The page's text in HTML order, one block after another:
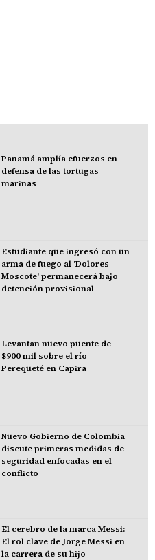
Panamá amplía efuerzos en
defensa de las tortugas
marinas
Estudiante que ingresó con un
arma de fuego al 'Dolores
Moscote' permanecerá bajo
detención provisional
Levantan nuevo puente de
$900 mil sobre el río
Perequeté en Capira
Nuevo Gobierno de Colombia
discute primeras medidas de
seguridad enfocadas en el
conflicto
El cerebro de la marca Messi:
El rol clave de Jorge Messi en
la carrera de su hijo